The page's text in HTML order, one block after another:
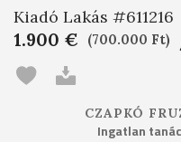
Kiadó Lakás #611216
1.900 € (700.000 Ft)
CZAPKÓ
Ingatlan